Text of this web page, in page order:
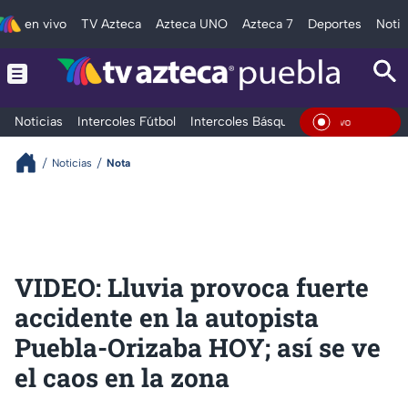
en vivo TV Azteca Azteca UNO Azteca 7 Deportes
Noticias Intercoles Fútbol Intercoles Básquetbol Deportes En
Noticias Nota
VIDEO: Lluvia provoca fuerte
accidente en la autopista
Puebla-Orizaba HOY; así se ve
el caos en la zona